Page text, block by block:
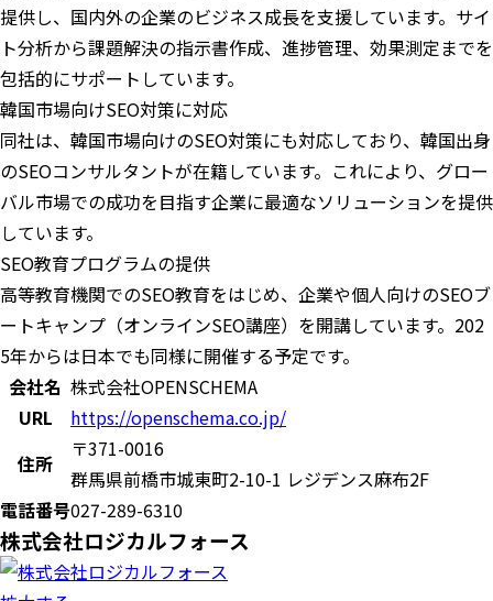
提供し、国内外の企業のビジネス成長を支援しています。サイ
ト分析から課題解決の指示書作成、進捗管理、効果測定までを
包括的にサポートしています。
韓国市場向けSEO対策に対応
同社は、韓国市場向けのSEO対策にも対応しており、韓国出身
のSEOコンサルタントが在籍しています。これにより、グロー
バル市場での成功を目指す企業に最適なソリューションを提供
しています。
SEO教育プログラムの提供
高等教育機関でのSEO教育をはじめ、企業や個人向けのSEOブ
ートキャンプ（オンラインSEO講座）を開講しています。202
5年からは日本でも同様に開催する予定です。
会社名 株式会社OPENSCHEMA
URL
https://openschema.co.jp/
住所
〒371-0016
群馬県前橋市城東町2-10-1 レジデンス麻布2F
電話番号027-289-6310
株式会社ロジカルフォース